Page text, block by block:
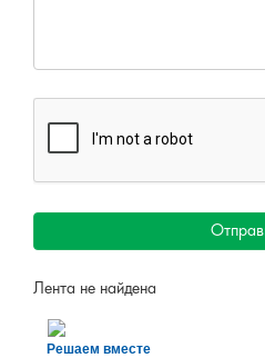
Лента не найдена
Решаем вместе